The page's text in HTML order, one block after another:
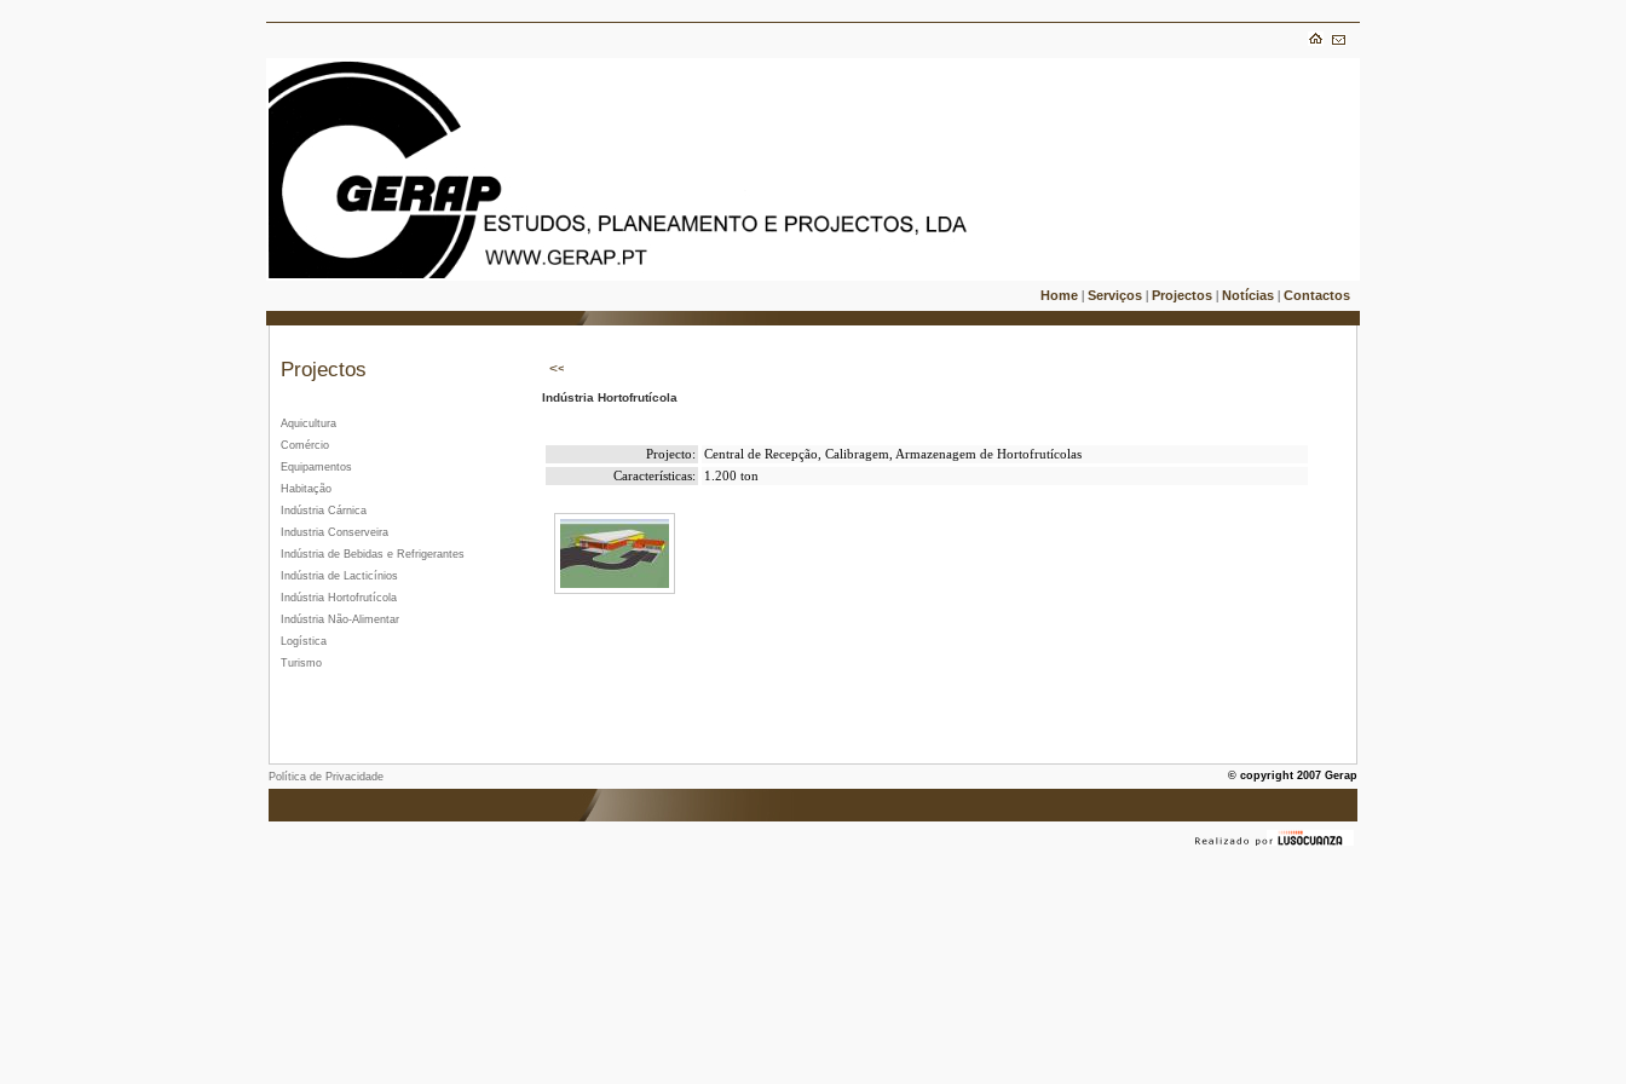
Home Serviços Projectos Notícias Contactos
Projectos
Aquicultura
Comércio
Equipamentos
Habitação
Indústria Cárnica
Industria Conserveira
Indústria de Bebidas e Refrigerantes
Indústria de Lacticínios
Indústria Hortofrutícola
Indústria Não-Alimentar
Logística
Turismo
Indústria Hortofrutícola
Projecto:
Central de Recepção, Calibragem, Armazenagem de Hortofrutícolas
Características:
1.200 ton
Política de Privacidade © copyright 2007 Gerap